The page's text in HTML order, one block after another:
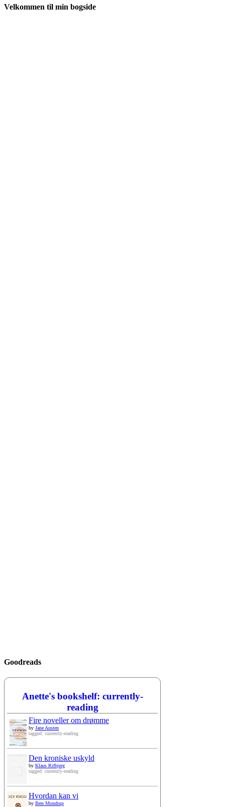
Velkommen til min bogside
Goodreads
Anette's bookshelf: currently-
reading
Fire noveller om drømme
by Jane Austen
tagged: currently-reading
Den kroniske uskyld
by Klaus Rifbjerg
tagged: currently-reading
Hvordan kan vi
by Iben Mondrup